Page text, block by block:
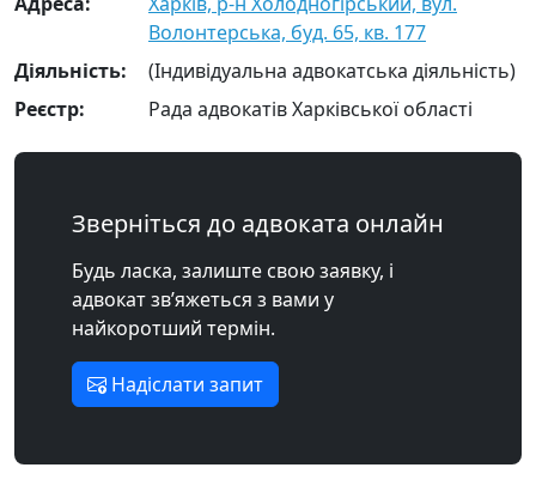
Волонтерська, буд. 65, кв. 177
Діяльність:
(Індивідуальна адвокатська діяльність)
Реєстр:
Рада адвокатів Харківської області
Зверніться до адвоката онлайн
Будь ласка, залиште свою заявку, і
адвокат зв’яжеться з вами у
найкоротший термін.
Надіслати запит